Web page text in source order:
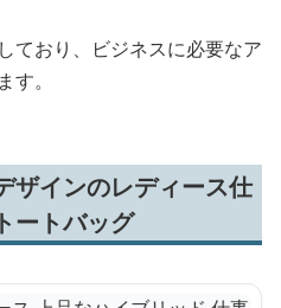
ており、ビジネスに必要なア
。
ザインのレディース仕
ートバッグ